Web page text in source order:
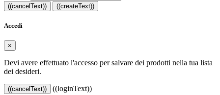
((cancelText)) ((createText))
Accedi
×
Devi avere effettuato l'accesso per salvare dei prodotti nella tua lista
dei desideri.
((cancelText)) ((loginText))